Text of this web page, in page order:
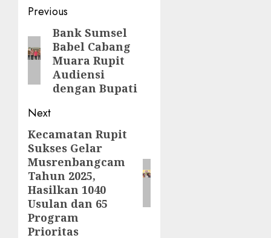
Post
navigation
Previous
Previous
post:
Bank Sumsel
Babel Cabang
Muara Rupit
Audiensi
dengan Bupati
Next
Next
post:
Kecamatan Rupit
Sukses Gelar
Musrenbangcam
Tahun 2025,
Hasilkan 1040
Usulan dan 65
Program
Prioritas